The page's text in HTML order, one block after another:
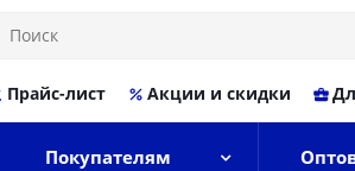
Прайс-лист Акции и скидки
Покупателям